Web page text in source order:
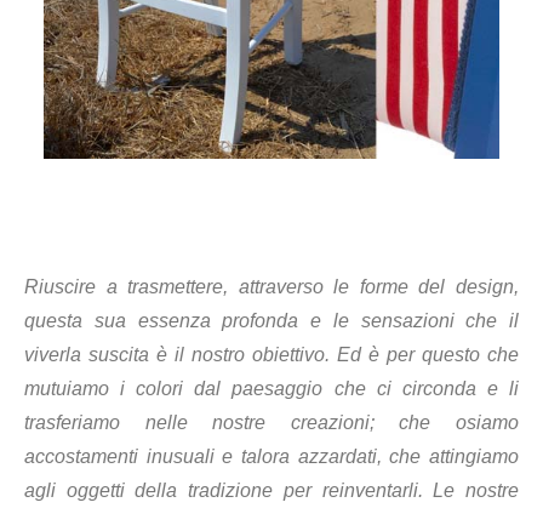
Riuscire a trasmettere, attraverso le forme del design,
questa sua essenza profonda e le sensazioni che il
viverla suscita è il nostro obiettivo. Ed è per questo che
mutuiamo i colori dal paesaggio che ci circonda e li
trasferiamo nelle nostre creazioni; che osiamo
accostamenti inusuali e talora azzardati, che attingiamo
agli oggetti della tradizione per reinventarli. Le nostre